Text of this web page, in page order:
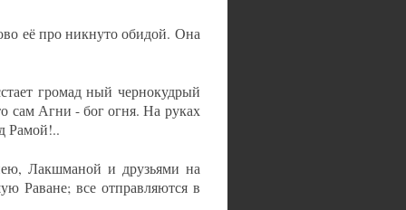
её про никнуто обидой. Она
громад ный чернокудрый
сам Агни - бог огня. На руках
Рамой!..
Лакшманой и друзьями на
Раване; все отправляются в